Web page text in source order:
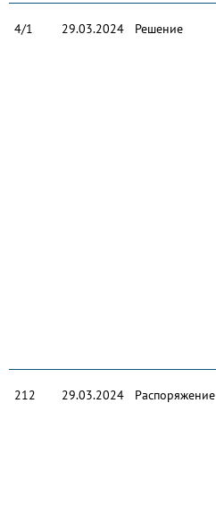
4/1 29.03.2024 Решение
212 29.03.2024 Распоряжение